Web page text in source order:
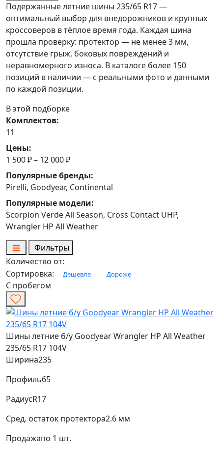
Подержанные летние шины 235/65 R17 —
оптимальный выбор для внедорожников и крупных
кроссоверов в тёплое время года. Каждая шина
прошла проверку: протектор — не менее 3 мм,
отсутствие грыж, боковых повреждений и
неравномерного износа. В каталоге более 150
позиций в наличии — с реальными фото и данными
по каждой позиции.
В этой подборке
Комплектов:
11
Цены:
1 500 ₽ – 12 000 ₽
Популярные бренды:
Pirelli, Goodyear, Continental
Популярные модели:
Scorpion Verde All Season, Cross Contact UHP,
Wrangler HP All Weather
Фильтры
Количество от:
Сортировка:
Дешевле Дороже
С пробегом
Шины летние б/у Goodyear Wrangler HP All Weather
235/65 R17 104V
Ширина235
Профиль65
РадиусR17
Сред. остаток протектора2.6 мм
Продажапо 1 шт.